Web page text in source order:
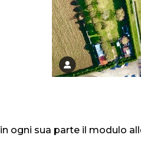
ogni sua parte il modulo